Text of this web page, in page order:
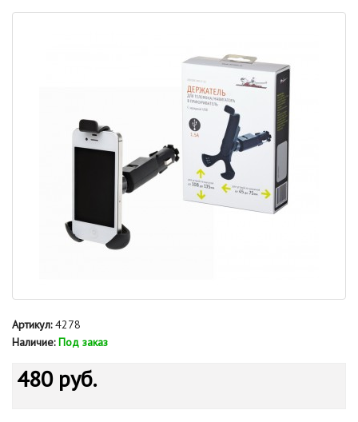
Артикул:4278
Наличие: Под заказ
480 руб.